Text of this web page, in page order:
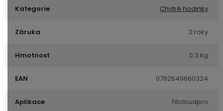
Kategorie Chytré hodinky
Záruka 2 roky
Hmotnost 0.3 kg
EAN 0792649660324
Aplikace Fitcloudpro